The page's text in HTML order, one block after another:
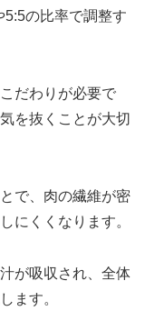
5:5の比率で調整す
だわりが必要で
を抜くことが大切
で、肉の繊維が密
にくくなります。
が吸収され、全体
ます。